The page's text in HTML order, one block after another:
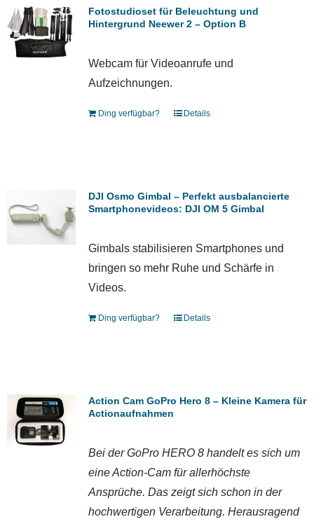
Fotostudioset für Beleuchtung und
Hintergrund Neewer 2 – Option B
Webcam für Videoanrufe und
Aufzeichnungen.
Ding verfügbar? Details
DJI Osmo Gimbal – Perfekt ausbalancierte
Smartphonevideos: DJI OM 5 Gimbal
Gimbals stabilisieren Smartphones und
bringen so mehr Ruhe und Schärfe in
Videos.
Ding verfügbar? Details
Action Cam GoPro Hero 8 – Kleine Kamera für
Actionaufnahmen
Bei der GoPro HERO 8 handelt es sich um
eine Action-Cam für allerhöchste
Ansprüche. Das zeigt sich schon in der
hochwertigen Verarbeitung. Herausragend